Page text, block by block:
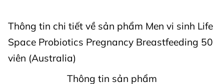
Thông tin chi tiết về sản phẩm Men vi sinh Life
Space Probiotics Pregnancy Breastfeeding 50
viên (Australia)
Thông tin sản phẩm